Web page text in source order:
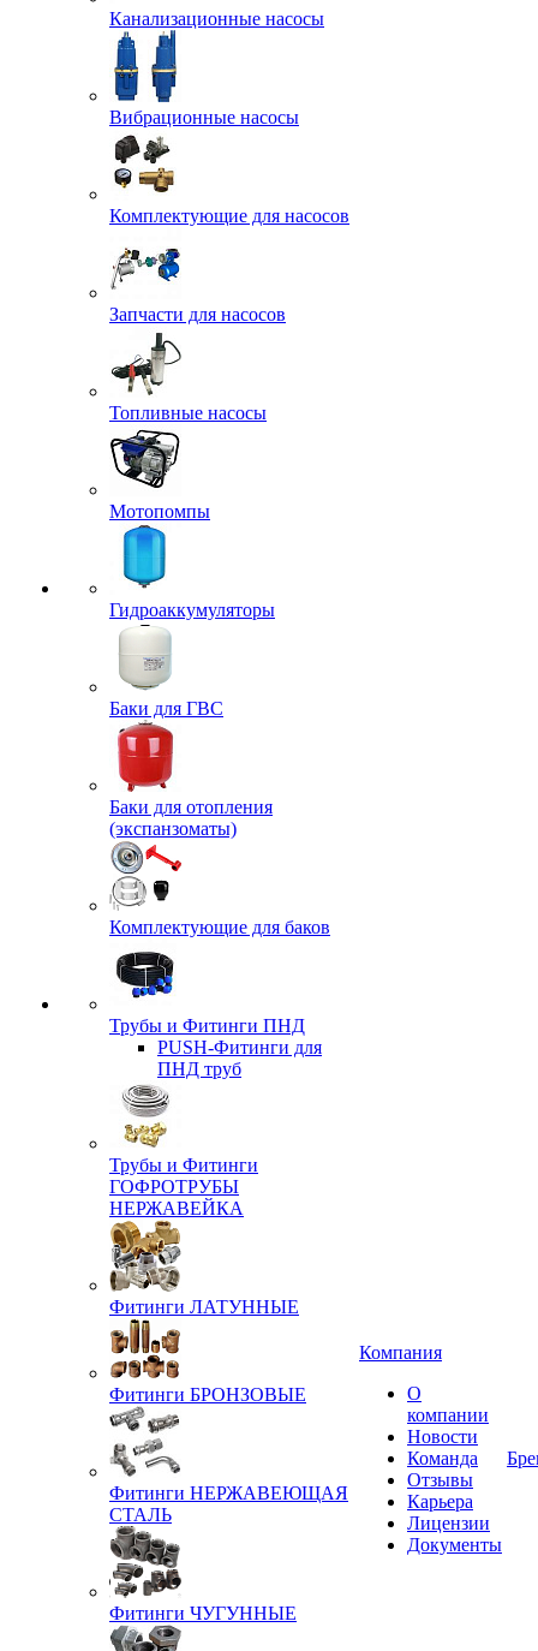
Канализационные насосы
Вибрационные насосы
Комплектующие для насосов
Запчасти для насосов
Топливные насосы
Мотопомпы
Гидроаккумуляторы
Баки для ГВС
Баки для отопления
(экспанзоматы)
Комплектующие для баков
Трубы и Фитинги ПНД
PUSH-Фитинги для
ПНД труб
Трубы и Фитинги
ГОФРОТРУБЫ
НЕРЖАВЕЙКА
Фитинги ЛАТУННЫЕ
Фитинги БРОНЗОВЫЕ
Фитинги НЕРЖАВЕЮЩАЯ
СТАЛЬ
Фитинги ЧУГУННЫЕ
Компания
О
компании
Новости
Команда
Отзывы
Карьера
Лицензии
Документы